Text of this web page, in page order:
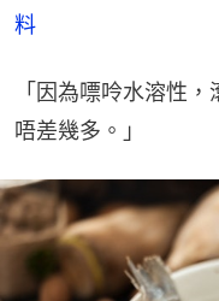
料
「因為嘌呤水溶性
唔差幾多。」